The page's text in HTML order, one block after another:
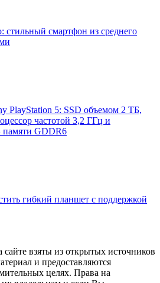
стильный смартфон из среднего
PlayStation 5: SSD объемом 2 ТБ,
частотой 3,2 ГГц и
памяти GDDR6
гибкий планшет с поддержкой
взяты из открытых источников
и предоставляются
целях. Права на